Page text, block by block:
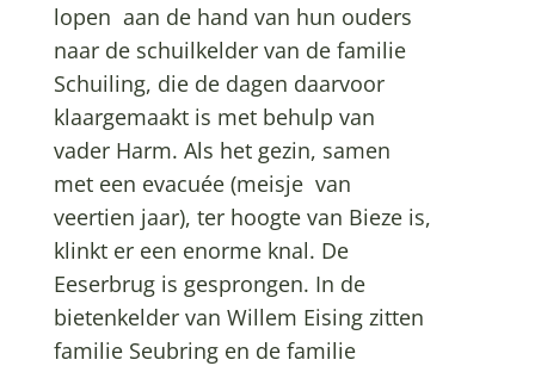
lopen aan de hand van hun ouders
naar de schuilkelder van de familie
Schuiling, die de dagen daarvoor
klaargemaakt is met behulp van
vader Harm. Als het gezin, samen
met een evacuée (meisje van
veertien jaar), ter hoogte van Bieze is,
klinkt er een enorme knal. De
Eeserbrug is gesprongen. In de
bietenkelder van Willem Eising zitten
familie Seubring en de familie